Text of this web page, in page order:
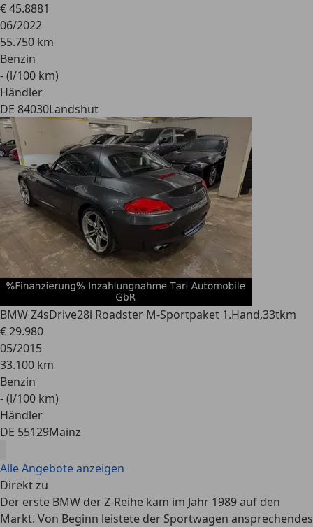
€ 45.8881
06/2022
55.750 km
Benzin
- (l/100 km)
Händler
DE 84030Landshut
BMW Z4sDrive28i Roadster M-Sportpaket 1.Hand,33tkm
€ 29.980
05/2015
33.100 km
Benzin
- (l/100 km)
Händler
DE 55129Mainz
Alle Angebote anzeigen
Direkt zu
Der erste BMW der Z-Reihe kam im Jahr 1989 auf den
Markt. Von Beginn leistete der Sportwagen ansprechendes